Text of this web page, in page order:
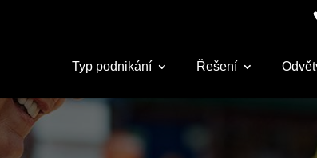
Typ podnikání Řešení